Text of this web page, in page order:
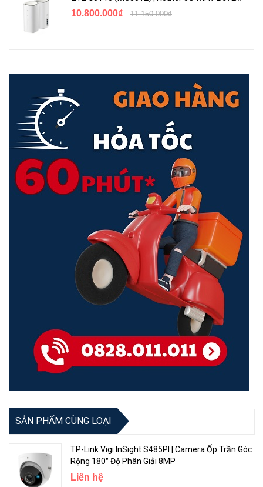
10.800.000₫ 11.150.000₫
SẢN PHẨM CÙNG LOẠI
TP-Link Vigi InSight S485PI | Camera Ốp Trần Góc
Rộng 180° Độ Phân Giải 8MP
Liên hệ